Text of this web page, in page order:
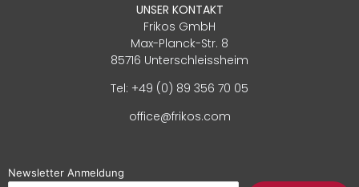
UNSER KONTAKT
Frikos GmbH
Max-Planck-Str. 8
85716 Unterschleissheim
Tel: +49 (0) 89 356 70 05
office@frikos.com
Newsletter Anmeldung